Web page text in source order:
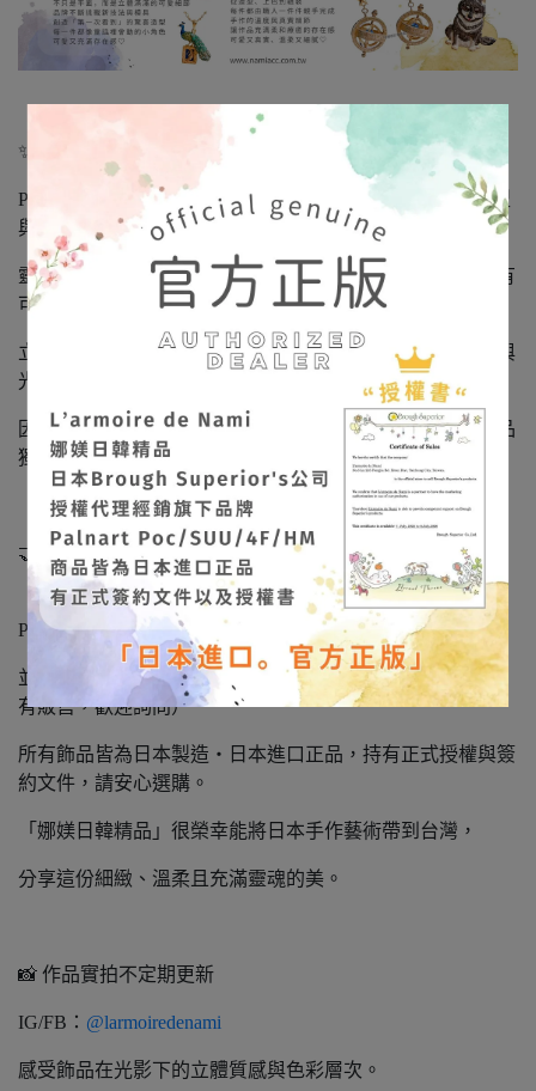
✨ 品牌故事 × 工藝魅力
Palnart Poc 來自日本，由充滿想像力的設計師親自構思造型
與色彩，並由職人以手工方式描繪每一道細節。
靈感取自星空、自然與日常裡悄悄出現的小奇蹟，作品既有
可愛故事感，也帶著如夜空微光般的神祕溫度。
立體造型搭配柔和塗料，呈現出像小型油畫般的安靜層次與
光影。
因手工而生的細微不同，就像星星各自的軌道，是每件飾品
獨有的表情與靈魂。
🤝 正式授權 × 日本進口正品
「娜媄日韓精品」是日本 Broush Superior’s 公司正式授權的
Palnart Poc 日本海外經銷商，
並經銷代理其旗下系列品牌：SUU / 4F / HM。（本賣場皆
有販售，歡迎詢問）
所有飾品皆為日本製造‧日本進口正品，持有正式授權與簽
約文件，請安心選購。
「娜媄日韓精品」很榮幸能將日本手作藝術帶到台灣，
分享這份細緻、溫柔且充滿靈魂的美。
📸 作品實拍不定期更新
IG/FB： @larmoiredenami
感受飾品在光影下的立體質感與色彩層次。